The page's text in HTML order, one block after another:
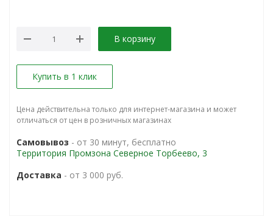
В корзину
Купить в 1 клик
Цена действительна только для интернет-магазина и может
отличаться от цен в розничных магазинах
Самовывоз - от 30 минут, бесплатно
Территория Промзона Северное Торбеево, 3
Доставка - от 3 000 руб.